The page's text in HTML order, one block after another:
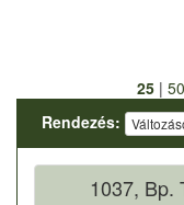
25| 50
Rendezés:
1037, Bp.